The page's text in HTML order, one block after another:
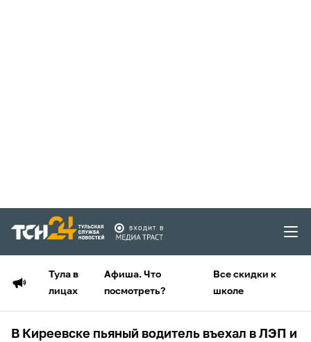
Тула в
лицах
Афиша. Что
посмотреть?
Все скидки к
школе
В Киреевске пьяный водитель въехал в ЛЭП и